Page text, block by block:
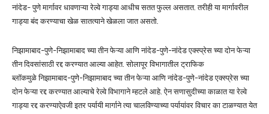
नांदेड- पुणे मार्गावर धावणाऱ्या रेल्वे गाड्या आधीच सतत फुल्ल असतात. तरीही या मार्गावरील
गाड्या बंद करण्याचा खेळ सातत्याने खेळला जात असतो.
निझामाबाद-पुणे-निझामाबाद च्या तीन फेऱ्या आणि नांदेड-पुणे-नांदेड एक्स्प्रेस च्या दोन फेऱ्या
तीन दिवसांसाठी रद्द करण्यात आल्या आहेत. सोलापूर विभागातील ट्राफिक
ब्लॉकमुळे निझामाबाद-पुणे-निझामाबाद च्या तीन फेऱ्या आणि नांदेड-पुणे-नांदेड एक्स्प्रेस च्या
दोन फेऱ्या रद्द करण्यात आल्याचे रेल्वे विभागाने म्हटले आहे. ऐन सणासुदीच्या काळात या रेल्वे
गाड्या रद्द करण्याऐवजी इतर पर्यायी मार्गाने त्या चालविण्याच्या पर्यायांवर विचार का टाळण्यात येत